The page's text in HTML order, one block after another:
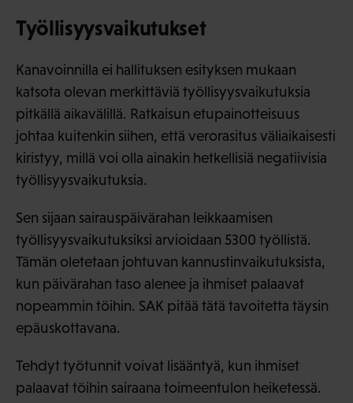
Työllisyysvaikutukset
Kanavoinnilla ei hallituksen esityksen mukaan
katsota olevan merkittäviä työllisyysvaikutuksia
pitkällä aikavälillä. Ratkaisun etupainotteisuus
johtaa kuitenkin siihen, että verorasitus väliaikaisesti
kiristyy, millä voi olla ainakin hetkellisiä negatiivisia
työllisyysvaikutuksia.
Sen sijaan sairauspäivärahan leikkaamisen
työllisyysvaikutuksiksi arvioidaan 5300 työllistä.
Tämän oletetaan johtuvan kannustinvaikutuksista,
kun päivärahan taso alenee ja ihmiset palaavat
nopeammin töihin. SAK pitää tätä tavoitetta täysin
epäuskottavana.
Tehdyt työtunnit voivat lisääntyä, kun ihmiset
palaavat töihin sairaana toimeentulon heiketessä.